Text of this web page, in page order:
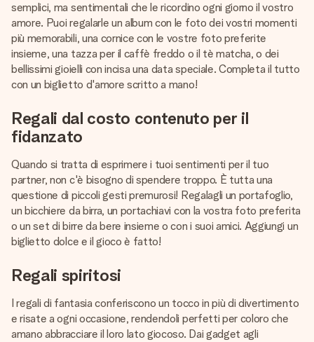
semplici, ma sentimentali che le ricordino ogni giorno il vostro
amore. Puoi regalarle un album con le foto dei vostri momenti
più memorabili, una cornice con le vostre foto preferite
insieme, una tazza per il caffè freddo o il tè matcha, o dei
bellissimi gioielli con incisa una data speciale. Completa il tutto
con un biglietto d'amore scritto a mano!
Regali dal costo contenuto per il
fidanzato
Quando si tratta di esprimere i tuoi sentimenti per il tuo
partner, non c'è bisogno di spendere troppo. È tutta una
questione di piccoli gesti premurosi! Regalagli un portafoglio,
un bicchiere da birra, un portachiavi con la vostra foto preferita
o un set di birre da bere insieme o con i suoi amici. Aggiungi un
biglietto dolce e il gioco è fatto!
Regali spiritosi
I regali di fantasia conferiscono un tocco in più di divertimento
e risate a ogni occasione, rendendoli perfetti per coloro che
amano abbracciare il loro lato giocoso. Dai gadget agli